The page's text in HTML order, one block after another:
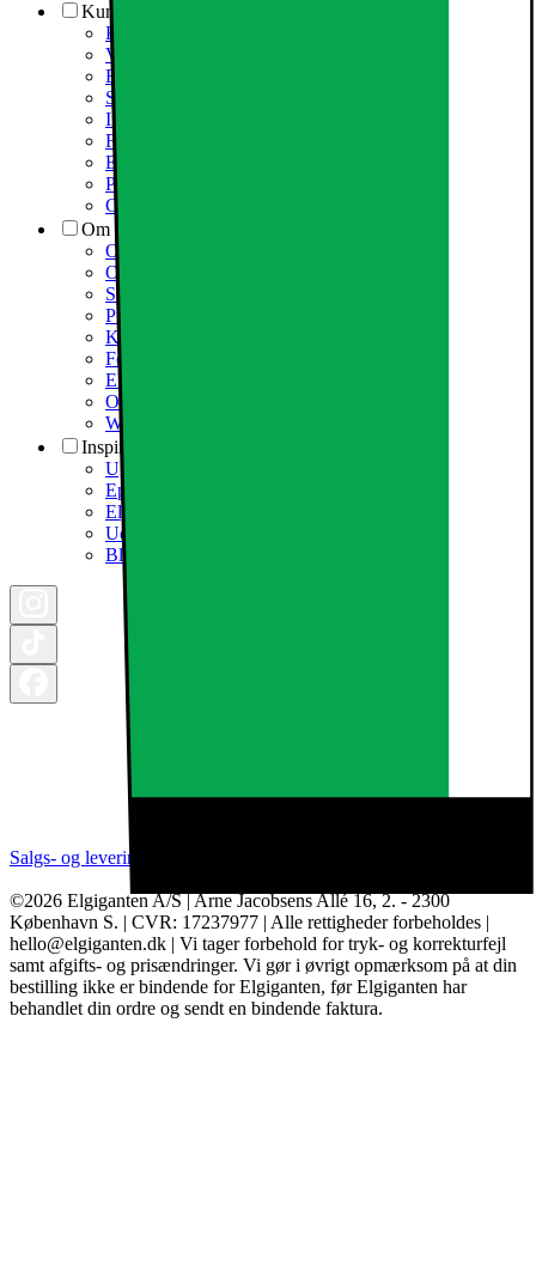
Kundeservice
Kundeservice
Varehuse / åbningstider
Elgigantens kundefordele
Services
Information om spam/phishing-emails og SMS
Fortrydelsesret
Elgigantens privatlivspolitik
Partner
Cookiepolitik
Om Elgiganten
Om Elkjøp Nordic
Om Elgiganten
Samfundsansvar
Presseinformation
Karriere i Elgiganten
Fødevarestyrelsen smiley
Elgigantens Kundeklub
Om Elgiganten Erhverv
Whistleblowing i organisationen
Inspiration
Ugens tilbud - og andre gode priser
Epoq køkken & bryggers
Elgigantens Magasin
Udsalg
Black Friday 2026
Salgs- og leveringsbetingelser
©2026 Elgiganten A/S | Arne Jacobsens Allé 16, 2. - 2300
København S. | CVR: 17237977 | Alle rettigheder forbeholdes |
hello@elgiganten.dk | Vi tager forbehold for tryk- og korrekturfejl
samt afgifts- og prisændringer. Vi gør i øvrigt opmærksom på at din
bestilling ikke er bindende for Elgiganten, før Elgiganten har
behandlet din ordre og sendt en bindende faktura.